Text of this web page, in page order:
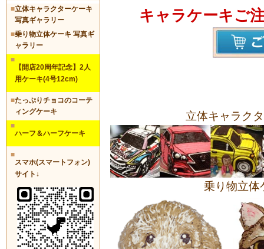
■立体キャラクターケーキ
写真ギャラリー
■乗り物立体ケーキ 写真ギ
ャラリー
■
【開店20周年記念】2人
用ケーキ(4号12cm)
■たっぷりチョコのコーテ
ィングケーキ
■
ハーフ＆ハーフケーキ
■
スマホ(スマートフォン)
サイト↓
キャラケーキご
立体キャラク
乗り物立体